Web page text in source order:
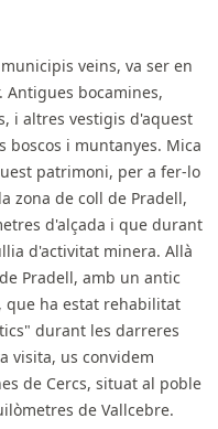
veins, va ser en
bocamines,
i altres vestigis d'aquest
boscos i muntanyes. Mica
patrimoni, per a fer-lo
zona de coll de Pradell,
d'alçada i que durant
d'activitat minera. Allà
Pradell, amb un antic
que ha estat rehabilitat
durant les darreres
visita, us convidem
de Cercs, situat al poble
de Vallcebre.